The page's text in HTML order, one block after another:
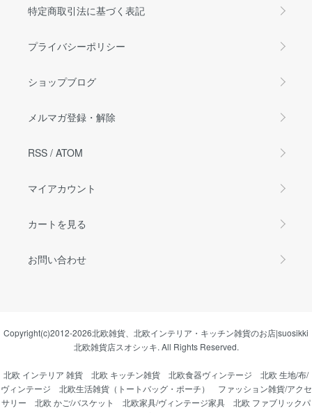
特定商取引法に基づく表記
プライバシーポリシー
ショップブログ
メルマガ登録・解除
RSS / ATOM
マイアカウント
カートを見る
お問い合わせ
Copyright(c)2012-2026北欧雑貨、北欧インテリア・キッチン雑貨のお店|suosikki
北欧雑貨店スオシッキ. All Rights Reserved.
北欧 インテリア 雑貨 北欧 キッチン雑貨 北欧食器ヴィンテージ
北欧 生地/布/
ヴィンテージ
北欧生活雑貨（トートバッグ・ポーチ）
ファッション雑貨/アクセ
サリー
北欧 かご/バスケット 北欧家具/ヴィンテージ家具
北欧 ファブリックパ